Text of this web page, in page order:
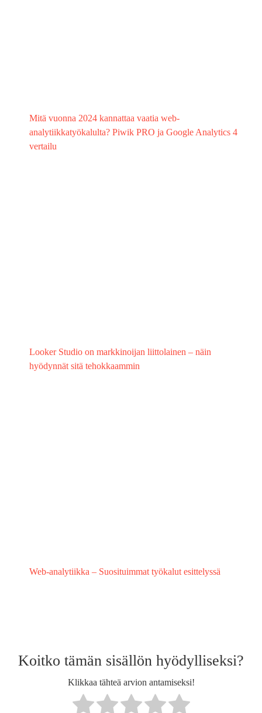
Mitä vuonna 2024 kannattaa vaatia web-
analytiikkatyökalulta? Piwik PRO ja Google Analytics 4
vertailu
Looker Studio on markkinoijan liittolainen – näin
hyödynnät sitä tehokkaammin
Web-analytiikka – Suosituimmat työkalut esittelyssä
Koitko tämän sisällön hyödylliseksi?
Klikkaa tähteä arvion antamiseksi!